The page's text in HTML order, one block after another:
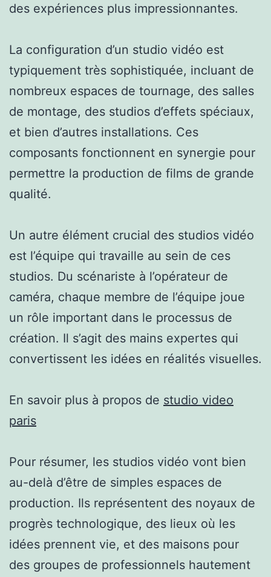
des expériences plus impressionnantes.
La configuration d’un studio vidéo est
typiquement très sophistiquée, incluant de
nombreux espaces de tournage, des salles
de montage, des studios d’effets spéciaux,
et bien d’autres installations. Ces
composants fonctionnent en synergie pour
permettre la production de films de grande
qualité.
Un autre élément crucial des studios vidéo
est l’équipe qui travaille au sein de ces
studios. Du scénariste à l’opérateur de
caméra, chaque membre de l’équipe joue
un rôle important dans le processus de
création. Il s’agit des mains expertes qui
convertissent les idées en réalités visuelles.
En savoir plus à propos de studio video
paris
Pour résumer, les studios vidéo vont bien
au-delà d’être de simples espaces de
production. Ils représentent des noyaux de
progrès technologique, des lieux où les
idées prennent vie, et des maisons pour
des groupes de professionnels hautement